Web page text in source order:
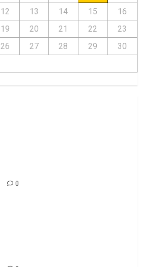
12 13 14 15
16
19 20 21 22
23
26 27 28 29
30
0